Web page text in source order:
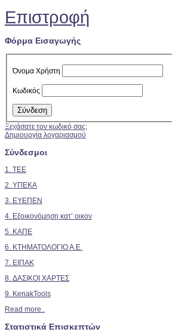
Επιστροφή
Φόρμα Εισαγωγής
Όνομα Χρήστη
Κωδικός
Ξεχάσατε τον κωδικό σας;
Δημιουργία λογαριασμού
Σύνδεσμοι
1. TEE
2. ΥΠΕΚΑ
3. ΕΥΕΠΕΝ
4. Εξοικονόμηση κατ’ οικον
5. ΚΑΠΕ
6. ΚΤΗΜΑΤΟΛΟΓΙΟ Α.Ε.
7. ΕΙΠΑΚ
8. ΔΑΣΙΚΟΙ ΧΑΡΤΕΣ
9. KenakTools
Read more..
Στατιστικά Επισκεπτών